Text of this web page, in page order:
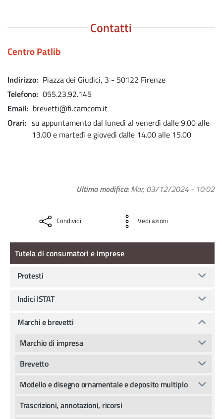
Contatti
Centro Patlib
Indirizzo Piazza dei Giudici, 3 - 50122 Firenze
Telefono 055.23.92.145
Email
brevetti@fi.camcom.it
Orari
su appuntamento dal lunedì al venerdì dalle 9.00 alle
13.00 e martedì e giovedì dalle 14.00 alle 15.00
Ultima modifica Mar, 03/12/2024 - 10:02
Condividi Vedi azioni
Tutela di consumatori e imprese
Tutela di consumatori e imprese
Protesti
Indici ISTAT
Marchi e brevetti
Marchio di impresa
Brevetto
Modello e disegno ornamentale e deposito multiplo
Trascrizioni, annotazioni, ricorsi